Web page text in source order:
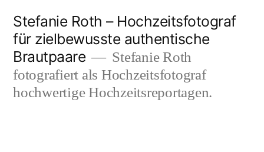
Inhalt
springen
Stefanie Roth – Hochzeitsfotograf
für zielbewusste authentische
Brautpaare
Stefanie Roth
fotografiert als Hochzeitsfotograf
hochwertige Hochzeitsreportagen.